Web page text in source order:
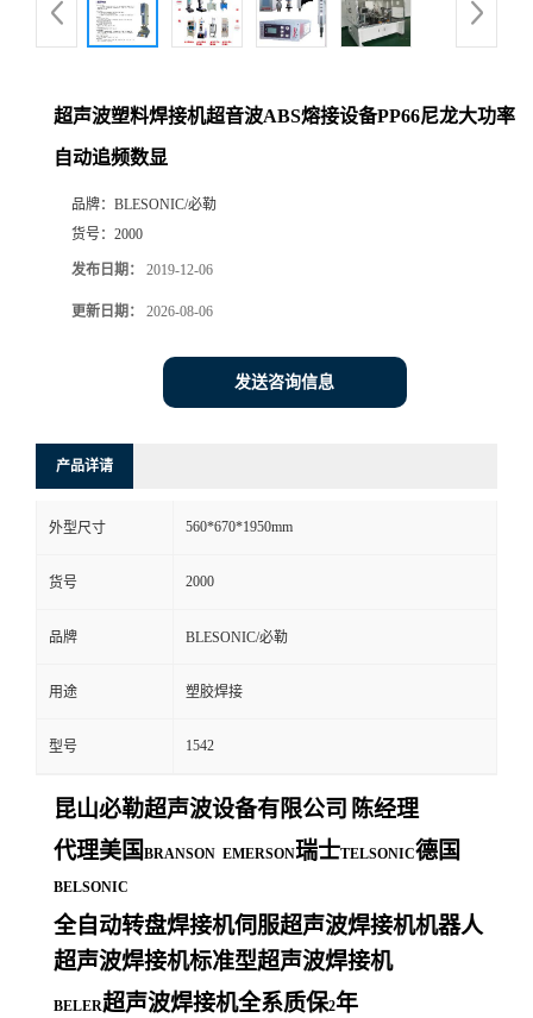
超声波塑料焊接机超音波ABS熔接设备PP66尼龙大功率
自动追频数显
品牌： BLESONIC/必勒
货号： 2000
发布日期： 2019-12-06
更新日期： 2026-08-06
发送咨询信息
产品详请
外型尺寸 560*670*1950mm
货号 2000
品牌 BLESONIC/必勒
用途 塑胶焊接
型号 1542
昆山必勒超声波设备有限公司 陈经理
代理美国 BRANSON EMERSON瑞士TELSONIC德国
BELSONIC
全自动转盘焊接机伺服超声波焊接机机器人
超声波焊接机标准型超声波焊接机
BELER超声波焊接机全系质保2年